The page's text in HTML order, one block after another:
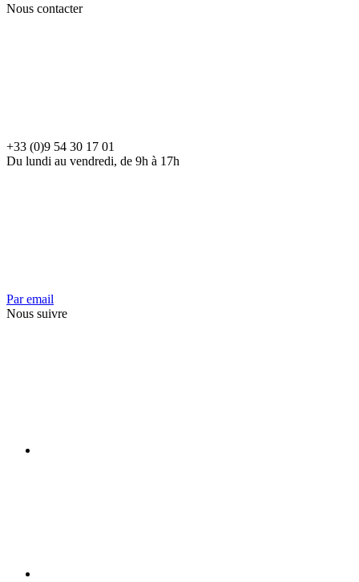
Nous contacter
+33 (0)9 54 30 17 01
Du lundi au vendredi, de 9h à 17h
Par email
Nous suivre